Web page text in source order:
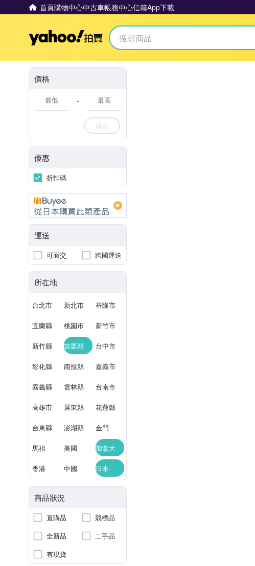
首頁購物中心中古車帳務中心信箱App下載
Yahoo拍賣
價格
-
確定
優惠
折扣碼
運送
可面交 跨國運送
所在地
台北市 新北市 基隆市
宜蘭縣 桃園市 新竹市
新竹縣 苗栗縣 台中市
彰化縣 南投縣 嘉義市
嘉義縣 雲林縣 台南市
高雄市 屏東縣 花蓮縣
台東縣 澎湖縣 金門
馬祖 美國 加拿大
香港 中國 日本
商品狀況
直購品
競標品
全新品
二手品
有現貨